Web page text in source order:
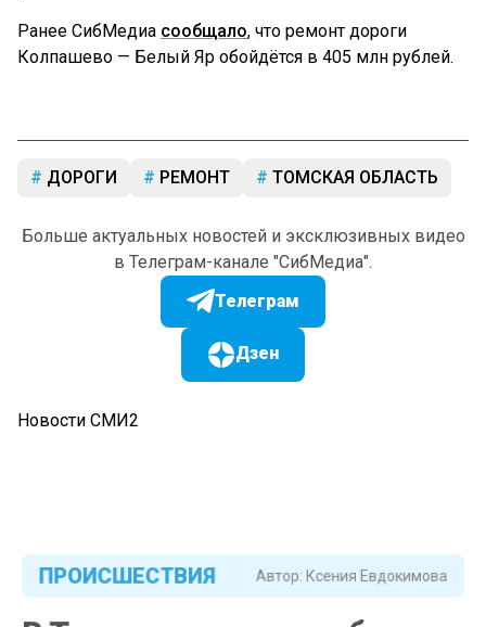
Ранее СибМедиа сообщало, что ремонт дороги
Колпашево — Белый Яр обойдётся в 405 млн рублей.
ДОРОГИ РЕМОНТ ТОМСКАЯ ОБЛАСТЬ
Больше актуальных новостей и эксклюзивных видео
в Телеграм-канале "СибМедиа".
Телеграм
Дзен
Новости СМИ2
Автор:Ксения Евдокимова
ПРОИСШЕСТВИЯ
В Томске задержали бомжа